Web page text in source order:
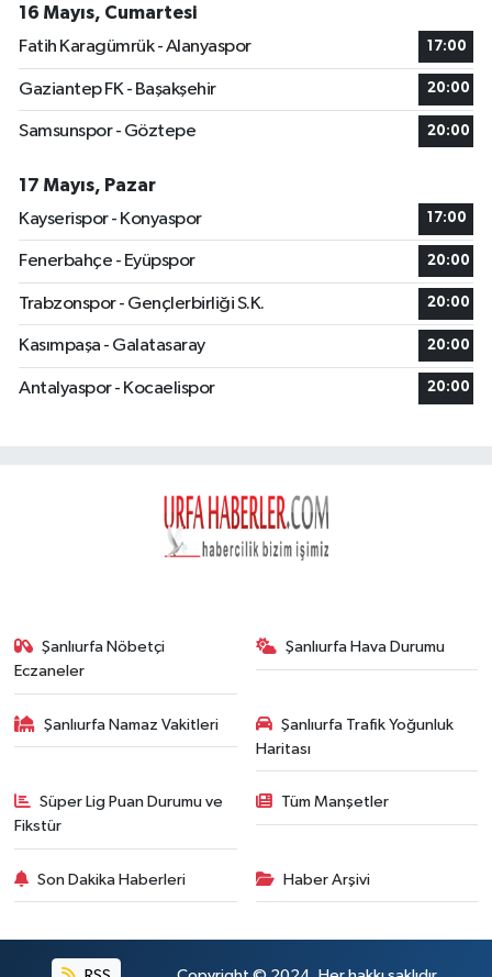
16 Mayıs, Cumartesi
Fatih Karagümrük - Alanyaspor
17:00
Gaziantep FK - Başakşehir 20:00
Samsunspor - Göztepe 20:00
17 Mayıs, Pazar
Kayserispor - Konyaspor
17:00
Fenerbahçe - Eyüpspor 20:00
Trabzonspor - Gençlerbirliği S.K. 20:00
Kasımpaşa - Galatasaray 20:00
Antalyaspor - Kocaelispor 20:00
Şanlıurfa Nöbetçi
Eczaneler
Şanlıurfa Hava Durumu
Şanlıurfa Namaz Vakitleri
Şanlıurfa Trafik Yoğunluk
Haritası
Süper Lig Puan Durumu ve
Fikstür
Tüm Manşetler
Son Dakika Haberleri Haber Arşivi